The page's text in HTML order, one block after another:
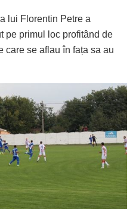
lui Florentin Petre a
pe primul loc profitând de
care se aflau în fața sa au